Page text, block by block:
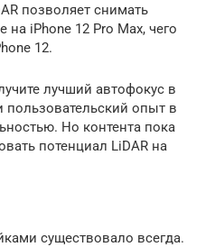
позволяет снимать
iPhone 12 Pro Max, чего
12.
лучший автофокус в
опыт в
Но контента пока
потенциал LiDAR на
существовало всегда.